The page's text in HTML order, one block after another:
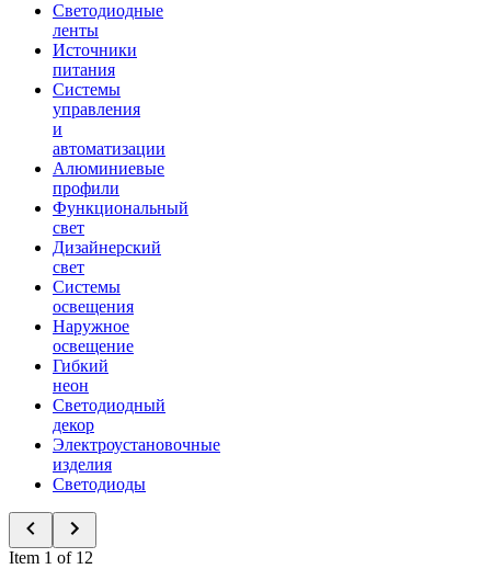
Светодиодные
ленты
Источники
питания
Системы
управления
и
автоматизации
Алюминиевые
профили
Функциональный
свет
Дизайнерский
свет
Системы
освещения
Наружное
освещение
Гибкий
неон
Светодиодный
декор
Электроустановочные
изделия
Светодиоды
Item 1 of 12